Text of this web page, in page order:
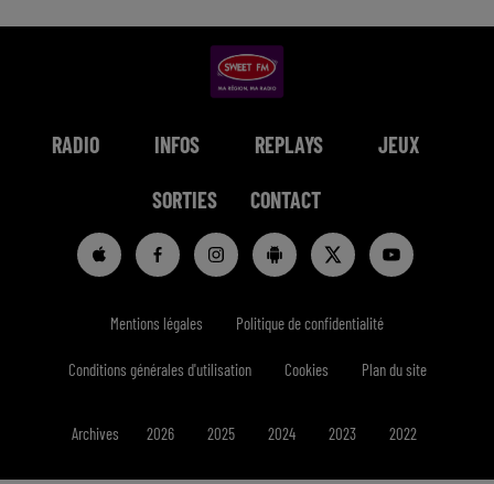
RADIO INFOS REPLAYS JEUX
SORTIES CONTACT
Mentions légales Politique de confidentialité
Conditions générales d'utilisation Cookies Plan du site
Archives 2026 2025 2024 2023 2022